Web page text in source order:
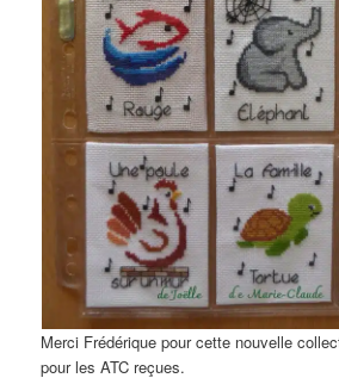
Merci Frédérique pour cette nouvelle
pour les ATC reçues.